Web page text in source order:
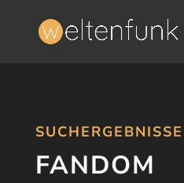
SUCHERGEBNISSE
FANDOM